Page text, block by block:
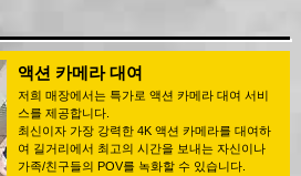
액션 카메라 대여
저희 매장에서는 특가로 액션 카메라 대여 서비
스를 제공합니다.
최신이자 가장 강력한 4K 액션 카메라를 대여하
여 길거리에서 최고의 시간을 보내는 자신이나
가족/친구들의 POV를 녹화할 수 있습니다.